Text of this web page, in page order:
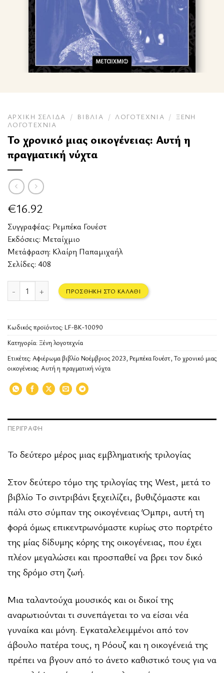
ΑΡΧΙΚΉ ΣΕΛΊΔΑ / ΒΙΒΛΊΑ / ΛΟΓΟΤΕΧΝΊΑ /
ΞΈΝΗ
ΛΟΓΟΤΕΧΝΊΑ
Το χρονικό μιας οικογένειας: Αυτή η
πραγματική νύχτα
€16.92
Συγγραφέας: Ρεμπέκα Γουέστ
Εκδόσεις: Μεταίχμιο
Μετάφραση: Κλαίρη Παπαμιχαήλ
Σελίδες: 408
Το χρονικό μιας οικογένειας: Αυτή η πραγματική νύχτα ποσότητα
ΠΡΟΣΘΉΚΗ ΣΤΟ ΚΑΛΆΘΙ
Κωδικός προϊόντος: LF-BK-10090
Κατηγορία: Ξένη λογοτεχνία
Ετικέτες: Αφιέρωμα βιβλίο Νοέμβριος 2023, Ρεμπέκα Γουέστ,Το χρονικό μιας
οικογένειας: Αυτή η πραγματική νύχτα
ΠΕΡΙΓΡΑΦΉ
Το δεύτερο μέρος μιας εμβληματικής τριλογίας
Στον δεύτερο τόμο της τριλογίας της West, μετά το
βιβλίο Tο σιντριβάνι ξεχειλίζει, βυθιζόμαστε και
πάλι στο σύμπαν της οικογένειας Όμπρι, αυτή τη
φορά όμως επικεντρωνόμαστε κυρίως στο πορτρέτο
της μίας δίδυμης κόρης της οικογένειας, που έχει
πλέον μεγαλώσει και προσπαθεί να βρει τον δικό
της δρόμο στη ζωή.
Μια ταλαντούχα μουσικός και οι δικοί της
αναρωτιούνται τι συνεπάγεται το να είσαι νέα
γυναίκα και μόνη. Εγκαταλελειμμένοι από τον
άβουλο πατέρα τους, η Ρόουζ και η οικογένειά της
πρέπει να βγουν από το άνετο καθιστικό τους για να